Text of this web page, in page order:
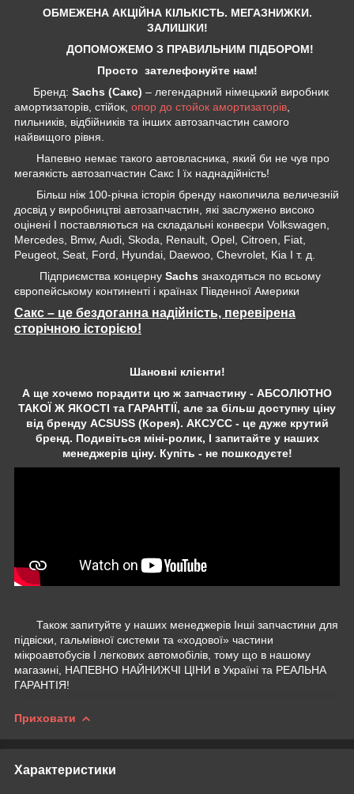
ОБМЕЖЕНА АКЦІЙНА КІЛЬКІСТЬ. МЕГАЗНИЖКИ.
ЗАЛИШКИ!
ДОПОМОЖЕМО З ПРАВИЛЬНИМ ПІДБОРОМ!
Просто зателефонуйте нам!
Бренд: Sachs (Сакс) – легендарний німецький виробник
амортизаторів, стійок, опор до стойок амортизаторів
пильників, відбійників та інших автозапчастин самого
найвищого рівня.
Напевно немає такого автовласника, який би не чув про
мегаякість автозапчастин Сакс І їх наднадійність!
Більш ніж 100-річна історія бренду накопичила величезній
досвід у виробництві автозапчастин, які заслужено високо
оцінені І поставляються на складальні конвеєри Volkswagen,
Mercedes, Bmw, Audi, Skoda, Renault, Opel, Citroen, Fiat,
Peugeot, Seat, Ford, Hyundai, Daewoo, Chevrolet, Kia І т. д.
Підприємства концерну Sachs знаходяться по всьому
європейському континенті і країнах Південної Америки
Сакс – це бездоганна надійність, перевірена
сторічною історією!
Шановні клієнти!
А ще хочемо порадити цю ж запчастину - АБСОЛЮТНО
ТАКОЇ Ж ЯКОСТІ та ГАРАНТІЇ, але за більш доступну ціну
від бренду ACSUSS (Корея). АКСУСС - це дуже крутий
бренд. Подивіться міні-ролик, І запитайте у наших
менеджерів ціну. Купіть - не пошкодуєте!
Також запитуйте у наших менеджерів Інші запчастини для
підвіски, гальмівної системи та «ходової» частини
мікроавтобусів І легкових автомобілів, тому що в нашому
магазині, НАПЕВНО НАЙНИЖЧІ ЦІНИ в Україні та РЕАЛЬНА
ГАРАНТІЯ!
Приховати
Характеристики